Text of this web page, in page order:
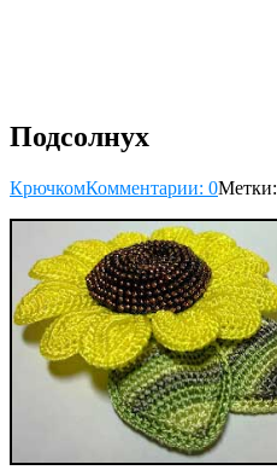
Подсолнух
КрючкомКомментарии: 0Метки: